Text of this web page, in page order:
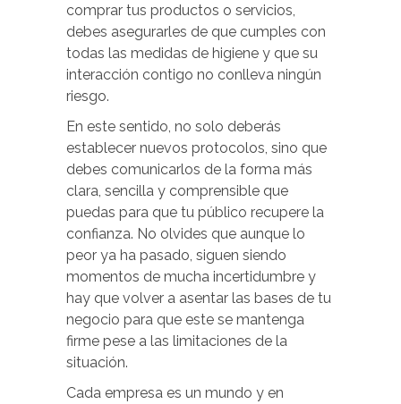
comprar tus productos o servicios,
debes asegurarles de que cumples con
todas las medidas de higiene y que su
interacción contigo no conlleva ningún
riesgo.
En este sentido, no solo deberás
establecer nuevos protocolos, sino que
debes comunicarlos de la forma más
clara, sencilla y comprensible que
puedas para que tu público recupere la
confianza. No olvides que aunque lo
peor ya ha pasado, siguen siendo
momentos de mucha incertidumbre y
hay que volver a asentar las bases de tu
negocio para que este se mantenga
firme pese a las limitaciones de la
situación.
Cada empresa es un mundo y en